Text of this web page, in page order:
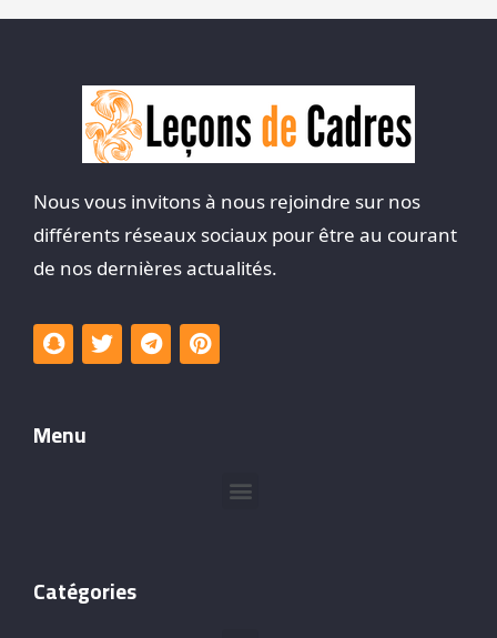
Nous vous invitons à nous rejoindre sur nos
différents réseaux sociaux pour être au courant
de nos dernières actualités.
Menu
Catégories